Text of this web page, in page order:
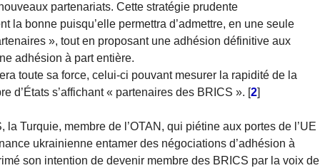
partenariats. Cette stratégie prudente
la bonne puisqu’elle permettra d’admettre, en une seule
», tout en proposant une adhésion définitive aux
adhésion à part entière.
toute sa force, celui-ci pouvant mesurer la rapidité de la
d’États s’affichant « partenaires des BRICS ». [2]
la Turquie, membre de l’OTAN, qui piétine aux portes de l’UE
ukrainienne entamer des négociations d’adhésion à
son intention de devenir membre des BRICS par la voix de